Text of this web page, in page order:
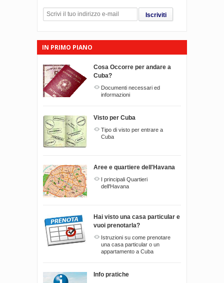
Iscriviti
IN PRIMO PIANO
Cosa Occorre per andare a
Cuba?
Documenti necessari ed
informazioni
Visto per Cuba
Tipo di visto per entrare a
Cuba
Aree e quartiere dell'Havana
I principali Quartieri
dell'Havana
Hai visto una casa particular e
vuoi prenotarla?
Istruzioni su come prenotare
una casa particular o un
appartamento a Cuba
Info pratiche